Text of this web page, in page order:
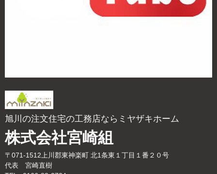
旭川の注文住宅の工務店ならミヤザキホーム
株式会社宮崎組
〒071-1512上川郡東神楽町 北1条東１丁目１番２０号
代表 宮崎直樹